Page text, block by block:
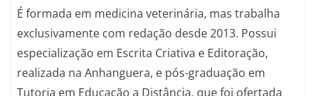
É formada em medicina veterinária, mas trabalha
exclusivamente com redação desde 2013. Possui
especialização em Escrita Criativa e Editoração,
realizada na Anhanguera, e pós-graduação em
Tutoria em Educação a Distância, que foi ofertada